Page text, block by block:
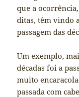
que a
ditas, têm vindo
passagem das
Um exemplo,
décadas foi a
muito
passada com